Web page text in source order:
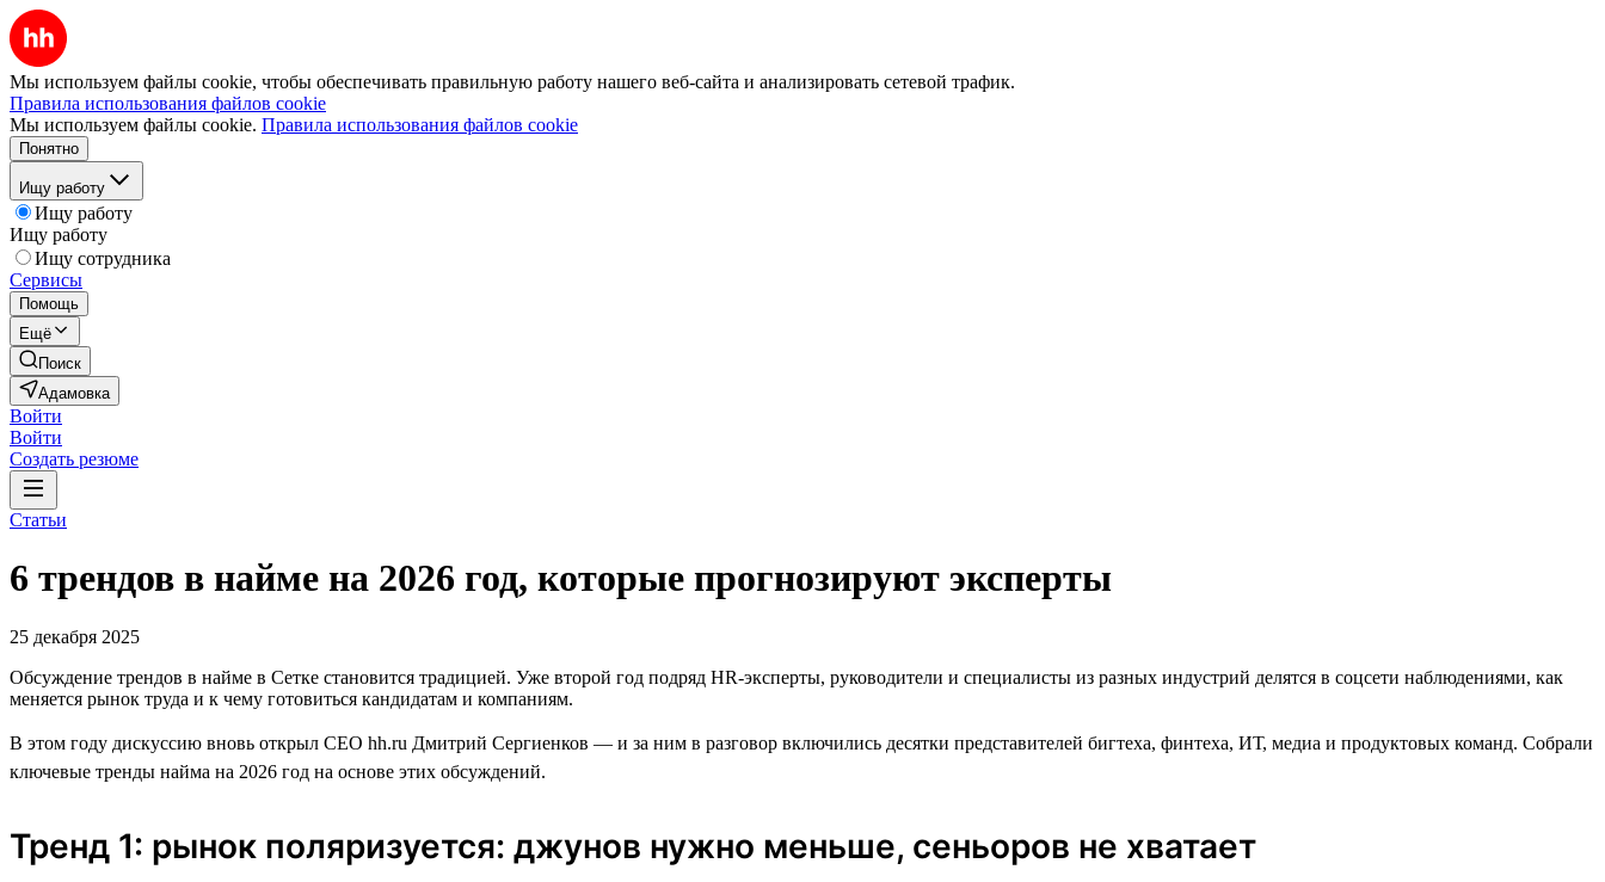
Мы используем файлы cookie, чтобы обеспечивать правильную работу нашего веб-сайта и анализировать сетевой трафик.
Правила использования файлов cookie
Мы используем файлы cookie. Правила использования файлов cookie
Понятно
Ищу работу
Ищу работу
Ищу работу
Ищу сотрудника
Сервисы
Помощь
Ещё
Поиск
Адамовка
Войти
Войти
Создать резюме
Статьи
6 трендов в найме на 2026 год, которые прогнозируют эксперты
25 декабря 2025
Обсуждение трендов в найме в Сетке становится традицией. Уже второй год подряд HR-эксперты, руководители и специалисты из разных индустрий делятся в соцсети наблюдениями, как
меняется рынок труда и к чему готовиться кандидатам и компаниям.
В этом году дискуссию вновь открыл CEO hh.ru Дмитрий Сергиенков — и за ним в разговор включились десятки представителей бигтеха, финтеха, ИТ, медиа и продуктовых команд. Собрали
ключевые тренды найма на 2026 год на основе этих обсуждений.
Тренд 1: рынок поляризуется: джунов нужно меньше, сеньоров не хватает